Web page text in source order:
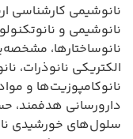
نانوشیمی کارشناسی
نانوشیمی و
نانوساختارها،
الکتریکی نانوذرات،
نانوکامپوزیت‌ها و
دارورسانی هدفمند،
سلول‌های خورشیدی